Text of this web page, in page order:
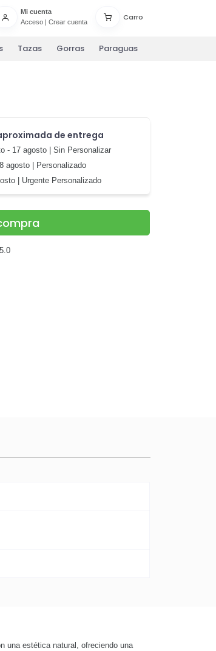
Mi cuenta
Acceso| Crear cuenta
Carro
Tazas Gorras Paraguas
de entrega
- 17 agosto | Sin Personalizar
agosto | Personalizado
| Urgente Personalizado
una estética natural, ofreciendo una